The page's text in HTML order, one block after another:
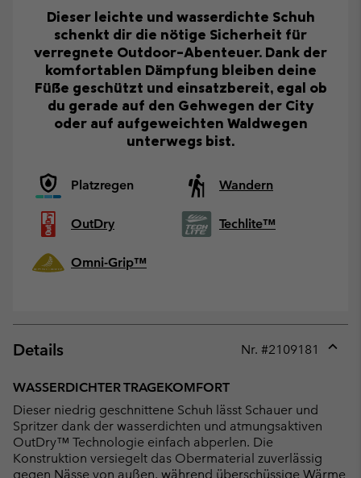
Dieser leichte und wasserdichte Schuh
schenkt dir die nötige Sicherheit für
verregnete Outdoor-Abenteuer. Dank der
komfortablen Dämpfung bleiben deine
Füße geschützt und einsatzbereit, egal ob
du gerade auf den Gehwegen der City
oder auf aufgeweichten Waldwegen
unterwegs bist.
Platzregen Wandern
OutDry Techlite™
Omni-Grip™
Details Nr. #2109181
WASSERDICHTER TRAGEKOMFORT
Dieser niedrig geschnittene Schuh lässt Schauer und
Spritzer dank der wasserdichten und atmungsaktiven
OutDry™ Technologie einfach abperlen. Die
Konstruktion versiegelt das Obermaterial zuverlässig
gegen Nässe von außen, während überschüssige Wärme